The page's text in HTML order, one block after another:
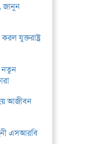
জানুন
যুক্তরাষ্ট্র
নতুন
আজীবন
এসআরবি